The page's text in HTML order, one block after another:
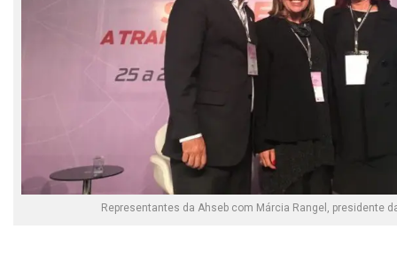
Representantes da Ahseb com Márcia Rangel, presidente